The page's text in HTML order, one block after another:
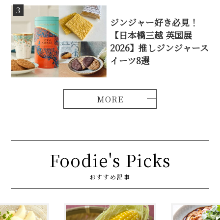
3
ジンジャー好き必見！
【日本橋三越 英国展
2026】推しジンジャース
イーツ8選
Foodie's Picks
おすすめ記事